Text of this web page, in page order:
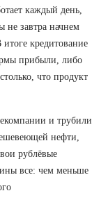
каждый день,
не завтра начнем
кредитование
прибыли, либо
что продукт
и трубили
нефти,
рублёвые
все: чем меньше